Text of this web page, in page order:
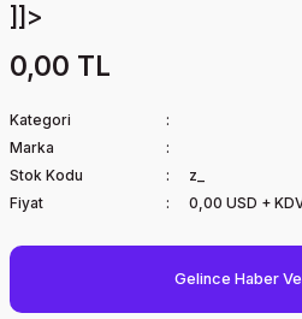
]]>
0,00 TL
Kategori
Marka
Stok Kodu
z_
Fiyat
0,00 USD +
Gelince Haber